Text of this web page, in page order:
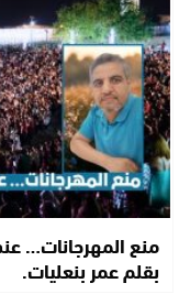
منع المهرجانات…
بقلم عمر بنعليات.